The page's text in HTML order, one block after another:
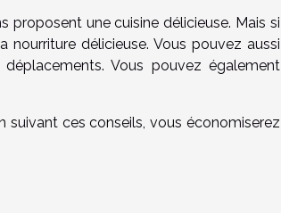
une cuisine délicieuse. Mais si
délicieuse. Vous pouvez aussi
Vous pouvez également
suivant ces conseils, vous économiserez